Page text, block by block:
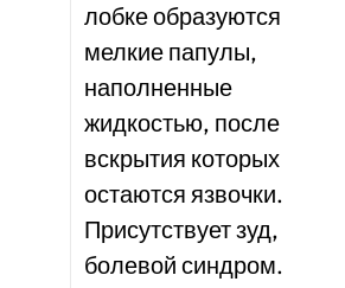
лобке образуются
мелкие папулы,
наполненные
жидкостью, после
вскрытия которых
остаются язвочки.
Присутствует зуд,
болевой синдром.